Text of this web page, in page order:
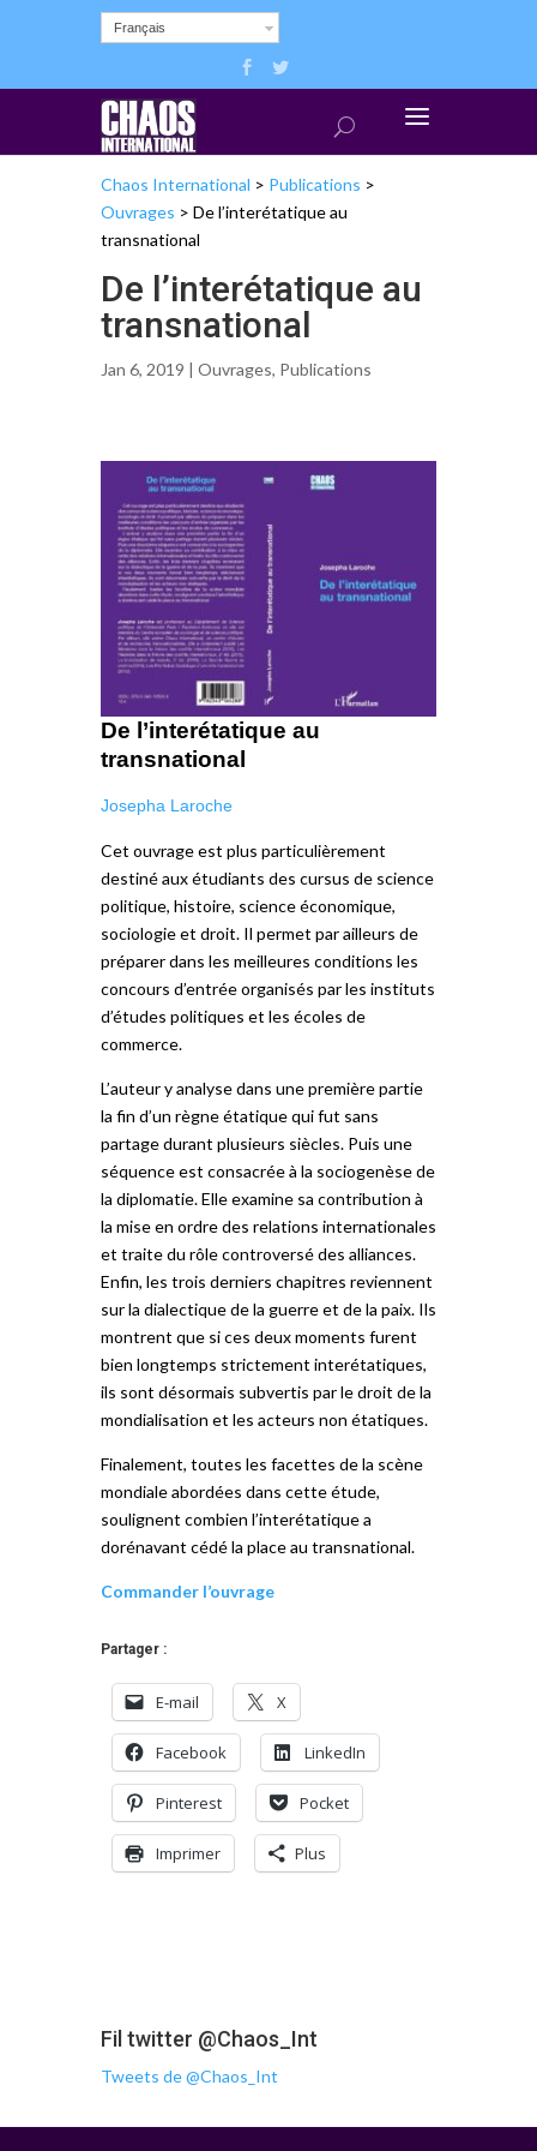
Français
Chaos International > Publications >
Ouvrages > De l’interétatique au
transnational
De l’interétatique au
transnational
Jan 6, 2019 | Ouvrages, Publications
De l’interétatique au
transnational
Josepha Laroche
Cet ouvrage est plus particulièrement
destiné aux étudiants des cursus de science
politique, histoire, science économique,
sociologie et droit. Il permet par ailleurs de
préparer dans les meilleures conditions les
concours d’entrée organisés par les instituts
d’études politiques et les écoles de
commerce.
L’auteur y analyse dans une première partie
la fin d’un règne étatique qui fut sans
partage durant plusieurs siècles. Puis une
séquence est consacrée à la sociogenèse de
la diplomatie. Elle examine sa contribution à
la mise en ordre des relations internationales
et traite du rôle controversé des alliances.
Enfin, les trois derniers chapitres reviennent
sur la dialectique de la guerre et de la paix. Ils
montrent que si ces deux moments furent
bien longtemps strictement interétatiques,
ils sont désormais subvertis par le droit de la
mondialisation et les acteurs non étatiques.
Finalement, toutes les facettes de la scène
mondiale abordées dans cette étude,
soulignent combien l’interétatique a
dorénavant cédé la place au transnational.
Commander l’ouvrage
Partager :
E-mail X
Facebook LinkedIn
Pinterest Pocket
Imprimer Plus
Fil twitter @Chaos_Int
Tweets de @Chaos_Int